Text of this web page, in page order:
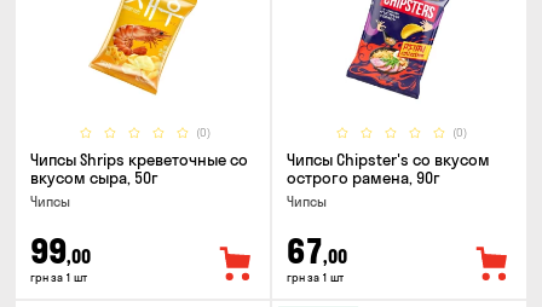
(0)
Чипсы Shrips креветочные со
вкусом сыра, 50г
Чипсы
99,00
грн за 1 шт
(0)
Чипсы Chipster's со вкусом
острого рамена, 90г
Чипсы
67,00
грн за 1 шт